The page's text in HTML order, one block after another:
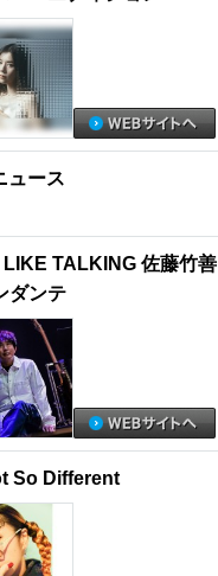
ュース
LIKE TALKING 佐藤竹善
ダンテ
So Different